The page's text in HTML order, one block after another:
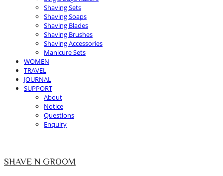
Shaving Sets
Shaving Soaps
Shaving Blades
Shaving Brushes
Shaving Accessories
Manicure Sets
WOMEN
TRAVEL
JOURNAL
SUPPORT
About
Notice
Questions
Enquiry
SHAVE N GROOM